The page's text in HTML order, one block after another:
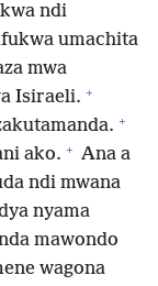
ndi
umachita
mwa
Isiraeli. +
+
ako. + Ana a
ndi mwana
nyama
mawondo
wagona